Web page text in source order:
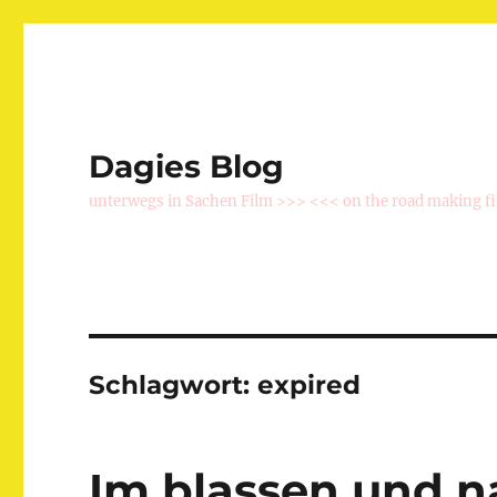
Dagies Blog
unterwegs in Sachen Film >>> <<< on the road making
Schlagwort:expired